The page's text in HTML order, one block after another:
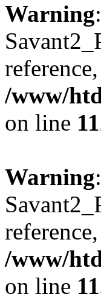
Warning
/www/
on line
Warning
/www/
on line